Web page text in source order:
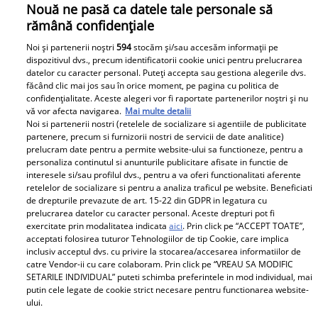
Cabral rupe tăcerea după
divorțul de Andreea Ibacka. „Nu
mi-a convenit să spun asta cu
voce tare. M-a afectat”
Elle
O mai ții minte pe Janine Sârbu?
Cum arată și cu ce se ocupă
acum fosta soție a lui Adrian
Sârbu și unul dintre cele mai
apreciate modele din anii 90. A
fost decorată recent de
Nouă ne pasă ca datele tale personale să
rămână confidențiale
Noi și partenerii noștri594stocăm și/sau accesăm informații pe
dispozitivul dvs., precum identificatorii cookie unici pentru prelucrarea
datelor cu caracter personal. Puteți accepta sau gestiona alegerile dvs.
făcând clic mai jos sau în orice moment, pe pagina cu politica de
confidențialitate. Aceste alegeri vor fi raportate partenerilor noștri și nu
vă vor afecta navigarea. Mai multe detalii
Noi si partenerii nostri (retelele de socializare si agentiile de publicitate
partenere, precum si furnizorii nostri de servicii de date analitice)
prelucram date pentru a permite website-ului sa functioneze, pentru a
personaliza continutul si anunturile publicitare afisate in functie de
interesele si/sau profilul dvs., pentru a va oferi functionalitati aferente
retelelor de socializare si pentru a analiza traficul pe website. Beneficiati
de drepturile prevazute de art. 15-22 din GDPR in legatura cu
prelucrarea datelor cu caracter personal. Aceste drepturi pot fi
exercitate prin modalitatea indicataaici. Prin click pe “ACCEPT TOATE”,
acceptati folosirea tuturor Tehnologiilor de tip Cookie, care implica
inclusiv acceptul dvs. cu privire la stocarea/accesarea informatiilor de
catre Vendor-ii cu care colaboram. Prin click pe “VREAU SA MODIFIC
SETARILE INDIVIDUAL” puteti schimba preferintele in mod individual, mai
putin cele legate de cookie strict necesare pentru functionarea website-
ului.